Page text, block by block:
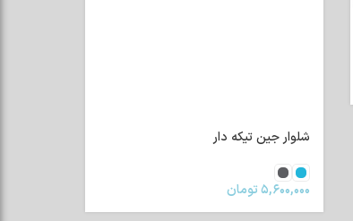
شلوار جین تیکه دار
۵,۶۰۰,۰۰۰تومان